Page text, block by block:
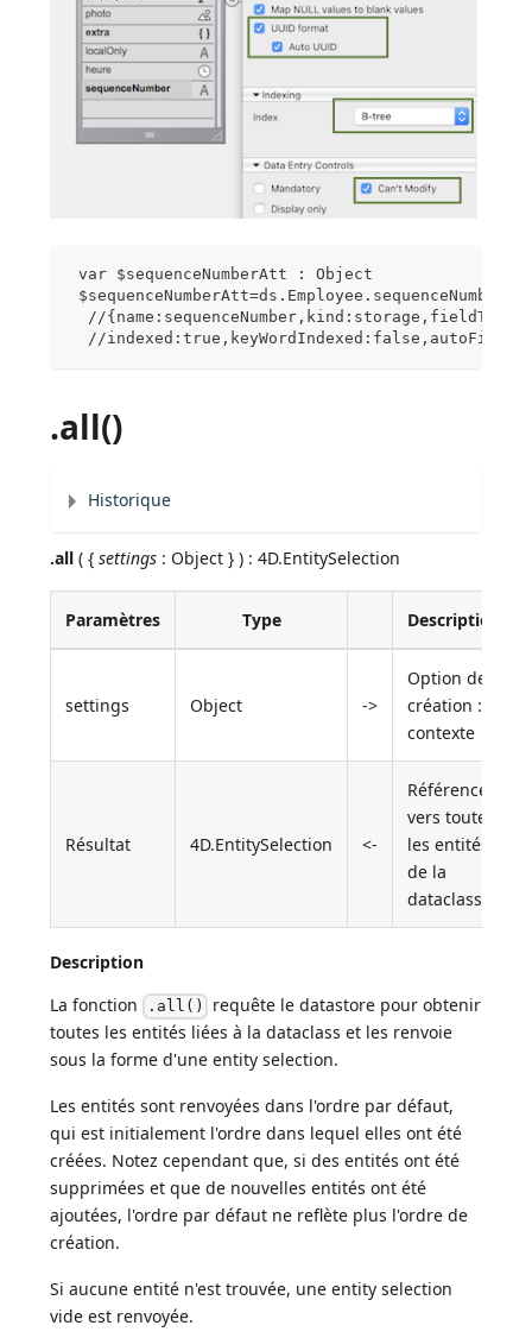
var $sequenceNumberAtt : Object
$sequenceNumberAtt=ds.Employee.sequenceNumber
//
//
.all()
Historique
.all ( {settings : Object } ) : 4D.EntitySelection
Paramètres Type Description
settings Object ->
Option de
création :
contexte
Résultat 4D.EntitySelection <-
Références
vers toutes
les entités
de la
dataclass
Description
La fonction .all() requête le datastore pour obtenir
toutes les entités liées à la dataclass et les renvoie
sous la forme d'une entity selection.
Les entités sont renvoyées dans l'ordre par défaut,
qui est initialement l'ordre dans lequel elles ont été
créées. Notez cependant que, si des entités ont été
supprimées et que de nouvelles entités ont été
ajoutées, l'ordre par défaut ne reflète plus l'ordre de
création.
Si aucune entité n'est trouvée, une entity selection
vide est renvoyée.